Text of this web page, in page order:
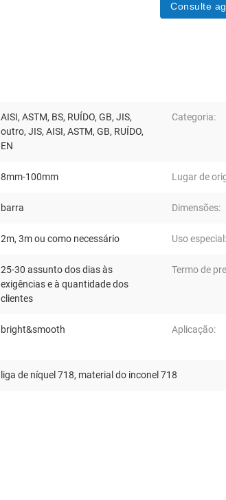
Consulte
AISI, ASTM, BS, RUÍDO, GB, JIS,
outro, JIS, AISI, ASTM, GB, RUÍDO,
EN
Categoria:
8mm-100mm Lugar de
barra Dimensões:
2m, 3m ou como necessário Uso especial:
25-30 assunto dos dias às
exigências e à quantidade dos
clientes
Termo de
bright&smooth Aplicação:
liga de níquel 718, material do inconel 718